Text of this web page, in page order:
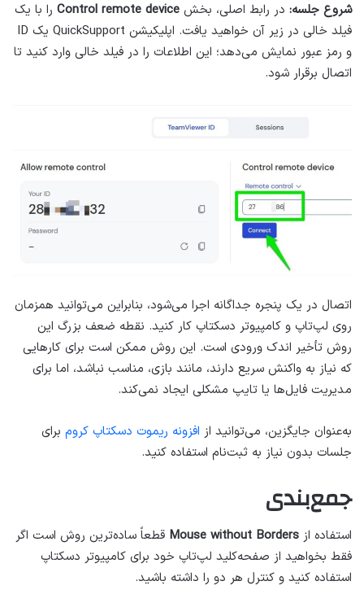
شروع جلسه: در رابط اصلی، بخش Control remote device را با یک
فیلد خالی در زیر آن خواهید یافت. اپلیکیشن QuickSupport یک ID
و رمز عبور نمایش می‌دهد؛ این اطلاعات را در فیلد خالی وارد کنید تا
اتصال برقرار شود.
اتصال در یک پنجره جداگانه اجرا می‌شود، بنابراین می‌توانید همزمان
روی لپ‌تاپ و کامپیوتر دسکتاپ کار کنید. نقطه ضعف بزرگ این
روش تأخیر اندک ورودی است. این روش ممکن است برای کارهایی
که نیاز به واکنش سریع دارند، مانند بازی، مناسب نباشد، اما برای
مدیریت فایل‌ها یا تایپ مشکلی ایجاد نمی‌کند.
به‌عنوان جایگزین، می‌توانید از افزونه ریموت دسکتاپ کروم برای
جلسات بدون نیاز به ثبت‌نام استفاده کنید.
جمع‌بندی
استفاده از Mouse without Borders قطعاً ساده‌ترین روش است اگر
فقط بخواهید از صفحه‌کلید لپ‌تاپ خود برای کامپیوتر دسکتاپ
استفاده کنید و کنترل هر دو را داشته باشید.